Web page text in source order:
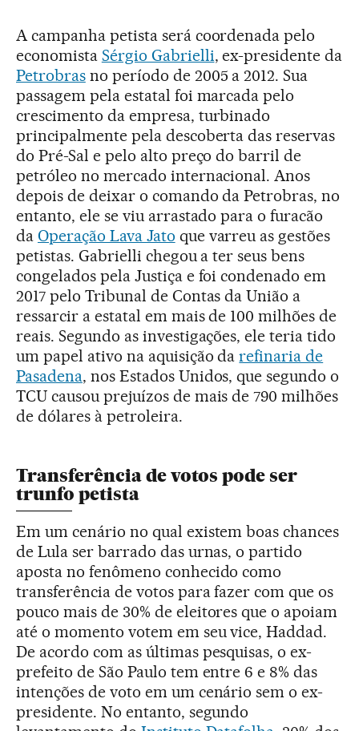
A campanha petista será coordenada pelo
economista Sérgio Gabrielli, ex-presidente da
Petrobrasno período de 2005 a 2012. Sua
passagem pela estatal foi marcada pelo
crescimento da empresa, turbinado
principalmente pela descoberta das reservas
do Pré-Sal e pelo alto preço do barril de
petróleo no mercado internacional. Anos
depois de deixar o comando da Petrobras, no
entanto, ele se viu arrastado para o furacão
da Operação Lava Jato que varreu as gestões
petistas. Gabrielli chegou a ter seus bens
congelados pela Justiça e foi condenado em
2017 pelo Tribunal de Contas da União a
ressarcir a estatal em mais de 100 milhões de
reais. Segundo as investigações, ele teria tido
um papel ativo na aquisição darefinaria de
Pasadena, nos Estados Unidos, que segundo o
TCU causou prejuízos de mais de 790 milhões
de dólares à petroleira.
Transferência de votos pode ser
trunfo petista
Em um cenário no qual existem boas chances
de Lula ser barrado das urnas, o partido
aposta no fenômeno conhecido como
transferência de votos para fazer com que os
pouco mais de 30% de eleitores que o apoiam
até o momento votem em seu vice, Haddad.
De acordo com as últimas pesquisas, o ex-
prefeito de São Paulo tem entre 6 e 8% das
intenções de voto em um cenário sem o ex-
presidente. No entanto, segundo